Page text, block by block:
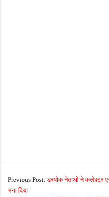
06-
07
Previous Post:डरपोक नेताओं ने कलेक्टर
भगा दिया